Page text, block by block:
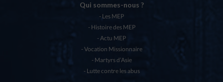
Qui sommes-nous ?
Les MEP
Histoire des MEP
Actu MEP
Vocation Missionnaire
Martyrs d’Asie
Lutte contre les abus